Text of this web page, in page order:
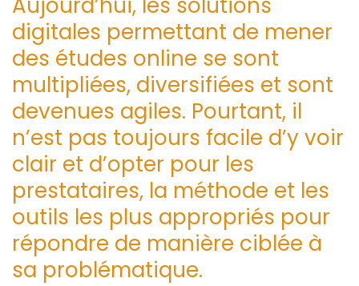
digitales permettant de mener
des études online se sont
multipliées, diversifiées et sont
devenues agiles. Pourtant, il
n’est pas toujours facile d’y voir
clair et d’opter pour les
prestataires, la méthode et les
outils les plus appropriés pour
répondre de manière ciblée à
sa problématique.